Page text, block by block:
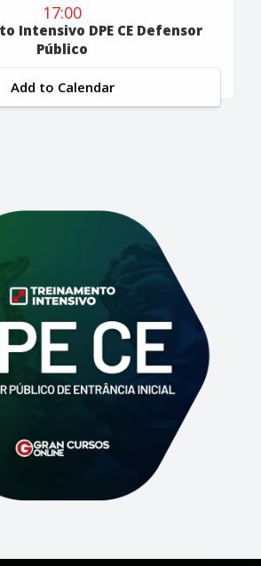
17:00
Intensivo DPE CE Defensor
Público
Add to Calendar